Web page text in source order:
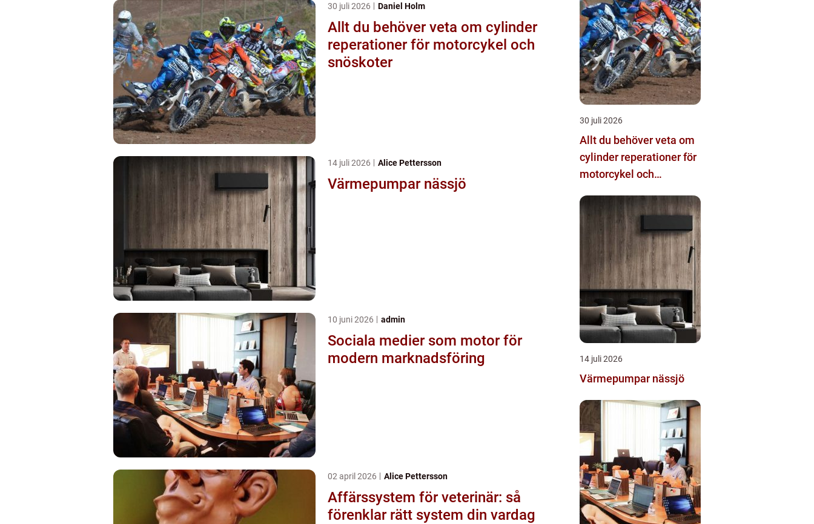
30 juli 2026 Daniel Holm
Allt du behöver veta om cylinder
reperationer för motorcykel och
snöskoter
14 juli 2026 Alice Pettersson
Värmepumpar nässjö
10 juni 2026 admin
Sociala medier som motor för
modern marknadsföring
02 april 2026 Alice Pettersson
Affärssystem för veterinär: så
förenklar rätt system din vardag
30 juli 2026
Allt du behöver veta om
cylinder reperationer för
motorcykel och
14 juli 2026
Värmepumpar nässjö